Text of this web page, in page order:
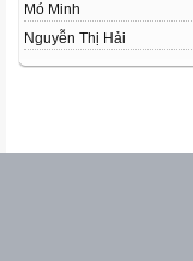
Mó Minh
Nguyễn Thị Hải